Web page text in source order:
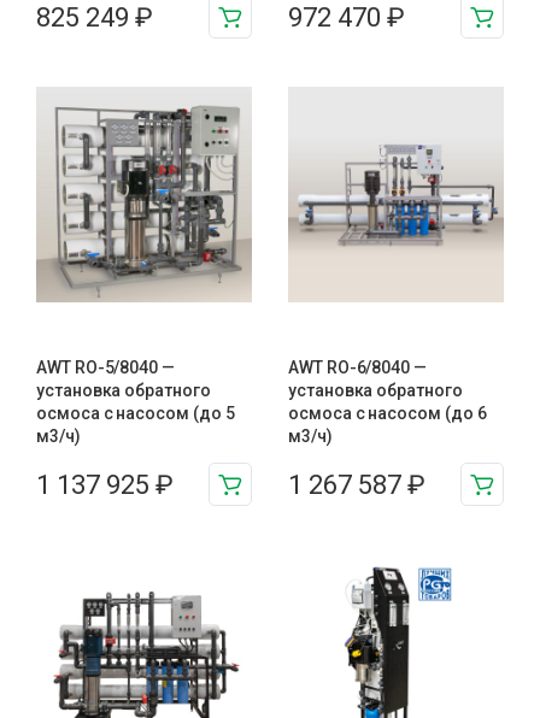
825 249 ₽ 972 470 ₽
AWT RO-5/8040 —
установка обратного
осмоса с насосом (до 5
м3/ч)
1 137 925 ₽
AWT RO-6/8040 —
установка обратного
осмоса с насосом (до 6
м3/ч)
1 267 587 ₽